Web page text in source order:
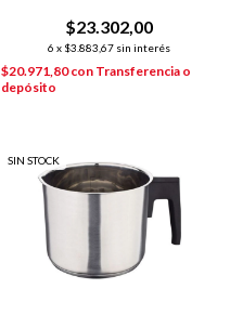
$23.302,00
6 x $3.883,67 sin interés
$20.971,80con Transferencia o
depósito
SIN STOCK